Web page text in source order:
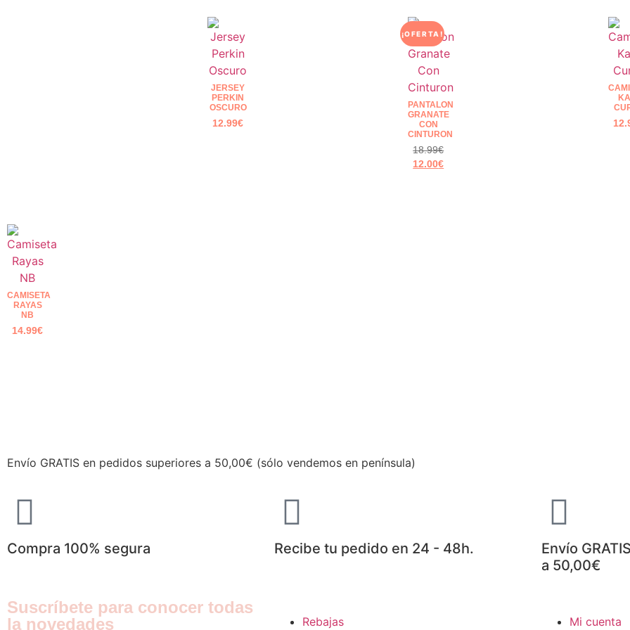
JERSEY
PERKIN
OSCURO
12.99€
¡OFERTA!
PANTALON
GRANATE
CON
CINTURON
18.99€
12.00€
CAMISETA
RAYAS
NB
14.99€
Envío GRATIS en pedidos superiores a 50,00€ (sólo vendemos en península)
Compra 100% segura Recibe tu pedido en 24 - 48h.
Envío
a 50,00€
Suscríbete para conocer todas
la novedades
Rebajas Mi cuenta